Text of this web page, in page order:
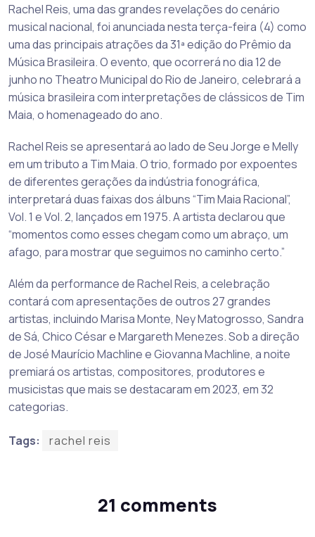
Rachel Reis, uma das grandes revelações do cenário
musical nacional, foi anunciada nesta terça-feira (4) como
uma das principais atrações da 31ª edição do Prêmio da
Música Brasileira. O evento, que ocorrerá no dia 12 de
junho no Theatro Municipal do Rio de Janeiro, celebrará a
música brasileira com interpretações de clássicos de Tim
Maia, o homenageado do ano.
Rachel Reis se apresentará ao lado de Seu Jorge e Melly
em um tributo a Tim Maia. O trio, formado por expoentes
de diferentes gerações da indústria fonográfica,
interpretará duas faixas dos álbuns “Tim Maia Racional”,
Vol. 1 e Vol. 2, lançados em 1975. A artista declarou que
“momentos como esses chegam como um abraço, um
afago, para mostrar que seguimos no caminho certo.”
Além da performance de Rachel Reis, a celebração
contará com apresentações de outros 27 grandes
artistas, incluindo Marisa Monte, Ney Matogrosso, Sandra
de Sá, Chico César e Margareth Menezes. Sob a direção
de José Maurício Machline e Giovanna Machline, a noite
premiará os artistas, compositores, produtores e
musicistas que mais se destacaram em 2023, em 32
categorias.
Tags: rachel reis
21 comments